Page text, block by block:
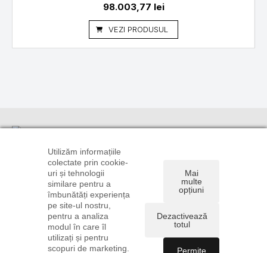
98.003,77 lei
VEZI PRODUSUL
0720 106
0722 585
comenzi@instalatiionline.ro
Informații
TRANSPORT
ȘI PLATĂ
POLITICA DE
CONFIDENȚIALITATE
ȘI COOKIE
TERMENI ȘI
CONDIȚII
Suport
DE RETUR
Linkuri utile
COMENZI
PAROLĂ
Utilizăm informațiile
colectate prin cookie-
uri și tehnologii
similare pentru a
îmbunătăți experiența
pe site-ul nostru,
pentru a analiza
modul în care îl
utilizați și pentru
scopuri de marketing.
Mai
multe
opțiuni
Dezactivează
totul
Permite